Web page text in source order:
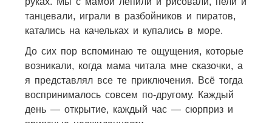
танцевали, играли в разбойников и пиратов,
катались на качельках и купались в море.
До сих пор вспоминаю те ощущения, которые
возникали, когда мама читала мне сказочки, а
я представлял все те приключения. Всё тогда
воспринималось совсем по-другому. Каждый
день — открытие, каждый час — сюрприз и